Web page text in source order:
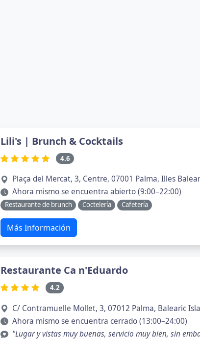
Lili's | Brunch & Cocktails
4.6
Plaça del Mercat, 3, Centre, 07001 Palma, Illes
Ahora mismo se encuentra abierto (9:00–22:00)
Restaurante de brunch Coctelería Cafetería
Más Información
Restaurante Ca n'Eduardo
4.2
C/ Contramuelle Mollet, 3, 07012 Palma, Balearic
Ahora mismo se encuentra cerrado (13:00–24:00)
"Lugar y vistas muy buenas, servicio muy bien, sin